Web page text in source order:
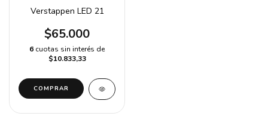
Verstappen LED 21
$65.000
6 cuotas sin interés de
$10.833,33
COMPRAR